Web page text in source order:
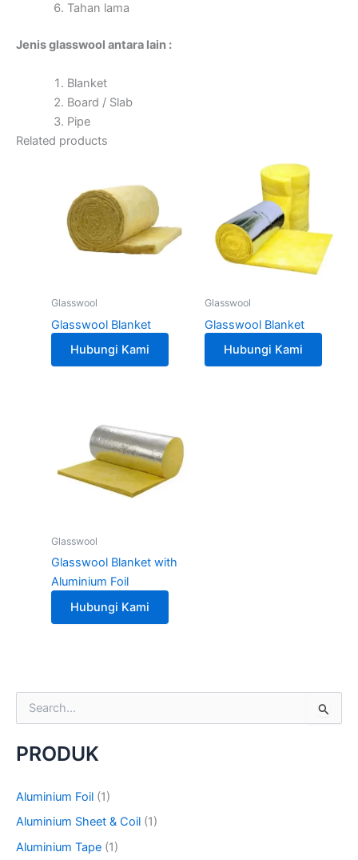
Tahan lama
Jenis glasswool antara lain :
Blanket
Board / Slab
Pipe
Related products
Glasswool
Glasswool Blanket
Hubungi Kami
Glasswool
Glasswool Blanket
Hubungi Kami
Glasswool
Glasswool Blanket with
Aluminium Foil
Hubungi Kami
e
f
o
:
PRODUK
Aluminium Foil (1)
Aluminium Sheet & Coil (1)
Aluminium Tape (1)